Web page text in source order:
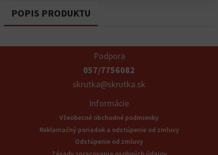
POPIS PRODUKTU
Podpora
057/7756082
skrutka@skrutka.sk
Informácie
Všeobecné obchodné podmienky
Reklamačný poriadok a odstúpenie od zmluvy
Odstúpenie od zmluvy